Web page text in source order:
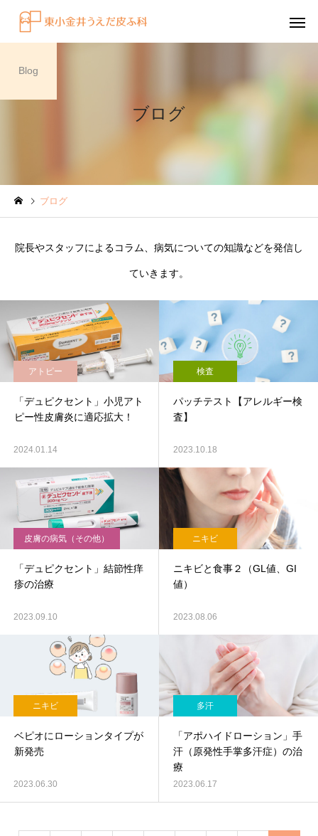
水虫（足白癬）を放置する
円形脱毛症になぜ「光
～エキシマライト（紫
ブログ
Blog
ブログ
院長やスタッフによるコラム、病気についての知識などを発信し
ていきます。
アトピー
「デュピクセント」小児アト
ピー性皮膚炎に適応拡大！
2024.01.14
検査
パッチテスト【アレルギー検
査】
2023.10.18
皮膚の病気（その他）
「デュピクセント」結節性痒
疹の治療
2023.09.10
ニキビ
ニキビと食事２（GL値、GI
値）
2023.08.06
ニキビ
ベピオにローションタイプが
新発売
2023.06.30
多汗
「アポハイドローション」手
汗（原発性手掌多汗症）の治
療
2023.06.17